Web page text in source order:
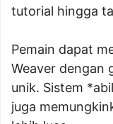
tutorial hingga
Pemain dapat
Weaver dengan
unik. Sistem
juga